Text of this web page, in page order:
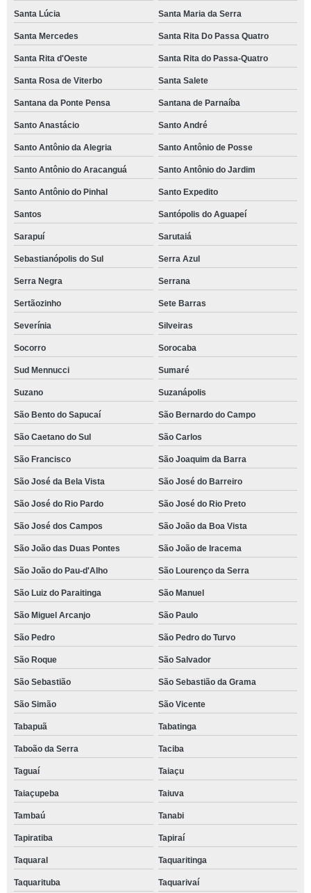
Santa Lúcia Santa Maria da Serra
Santa Mercedes Santa Rita Do Passa Quatro
Santa Rita d'Oeste Santa Rita do Passa-Quatro
Santa Rosa de Viterbo Santa Salete
Santana da Ponte Pensa Santana de Parnaíba
Santo Anastácio Santo André
Santo Antônio da Alegria Santo Antônio de Posse
Santo Antônio do Aracanguá Santo Antônio do Jardim
Santo Antônio do Pinhal Santo Expedito
Santos Santópolis do Aguapeí
Sarapuí Sarutaiá
Sebastianópolis do Sul Serra Azul
Serra Negra Serrana
Sertãozinho Sete Barras
Severínia Silveiras
Socorro Sorocaba
Sud Mennucci Sumaré
Suzano Suzanápolis
São Bento do Sapucaí São Bernardo do Campo
São Caetano do Sul São Carlos
São Francisco São Joaquim da Barra
São José da Bela Vista São José do Barreiro
São José do Rio Pardo São José do Rio Preto
São José dos Campos São João da Boa Vista
São João das Duas Pontes São João de Iracema
São João do Pau-d'Alho São Lourenço da Serra
São Luiz do Paraitinga São Manuel
São Miguel Arcanjo São Paulo
São Pedro São Pedro do Turvo
São Roque São Salvador
São Sebastião São Sebastião da Grama
São Simão São Vicente
Tabapuã Tabatinga
Taboão da Serra Taciba
Taguaí Taiaçu
Taiaçupeba Taiuva
Tambaú Tanabi
Tapiratiba Tapiraí
Taquaral Taquaritinga
Taquarituba Taquarivaí